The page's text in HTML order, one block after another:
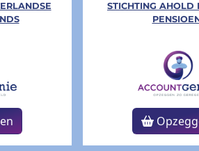
STICHTING AHOLD